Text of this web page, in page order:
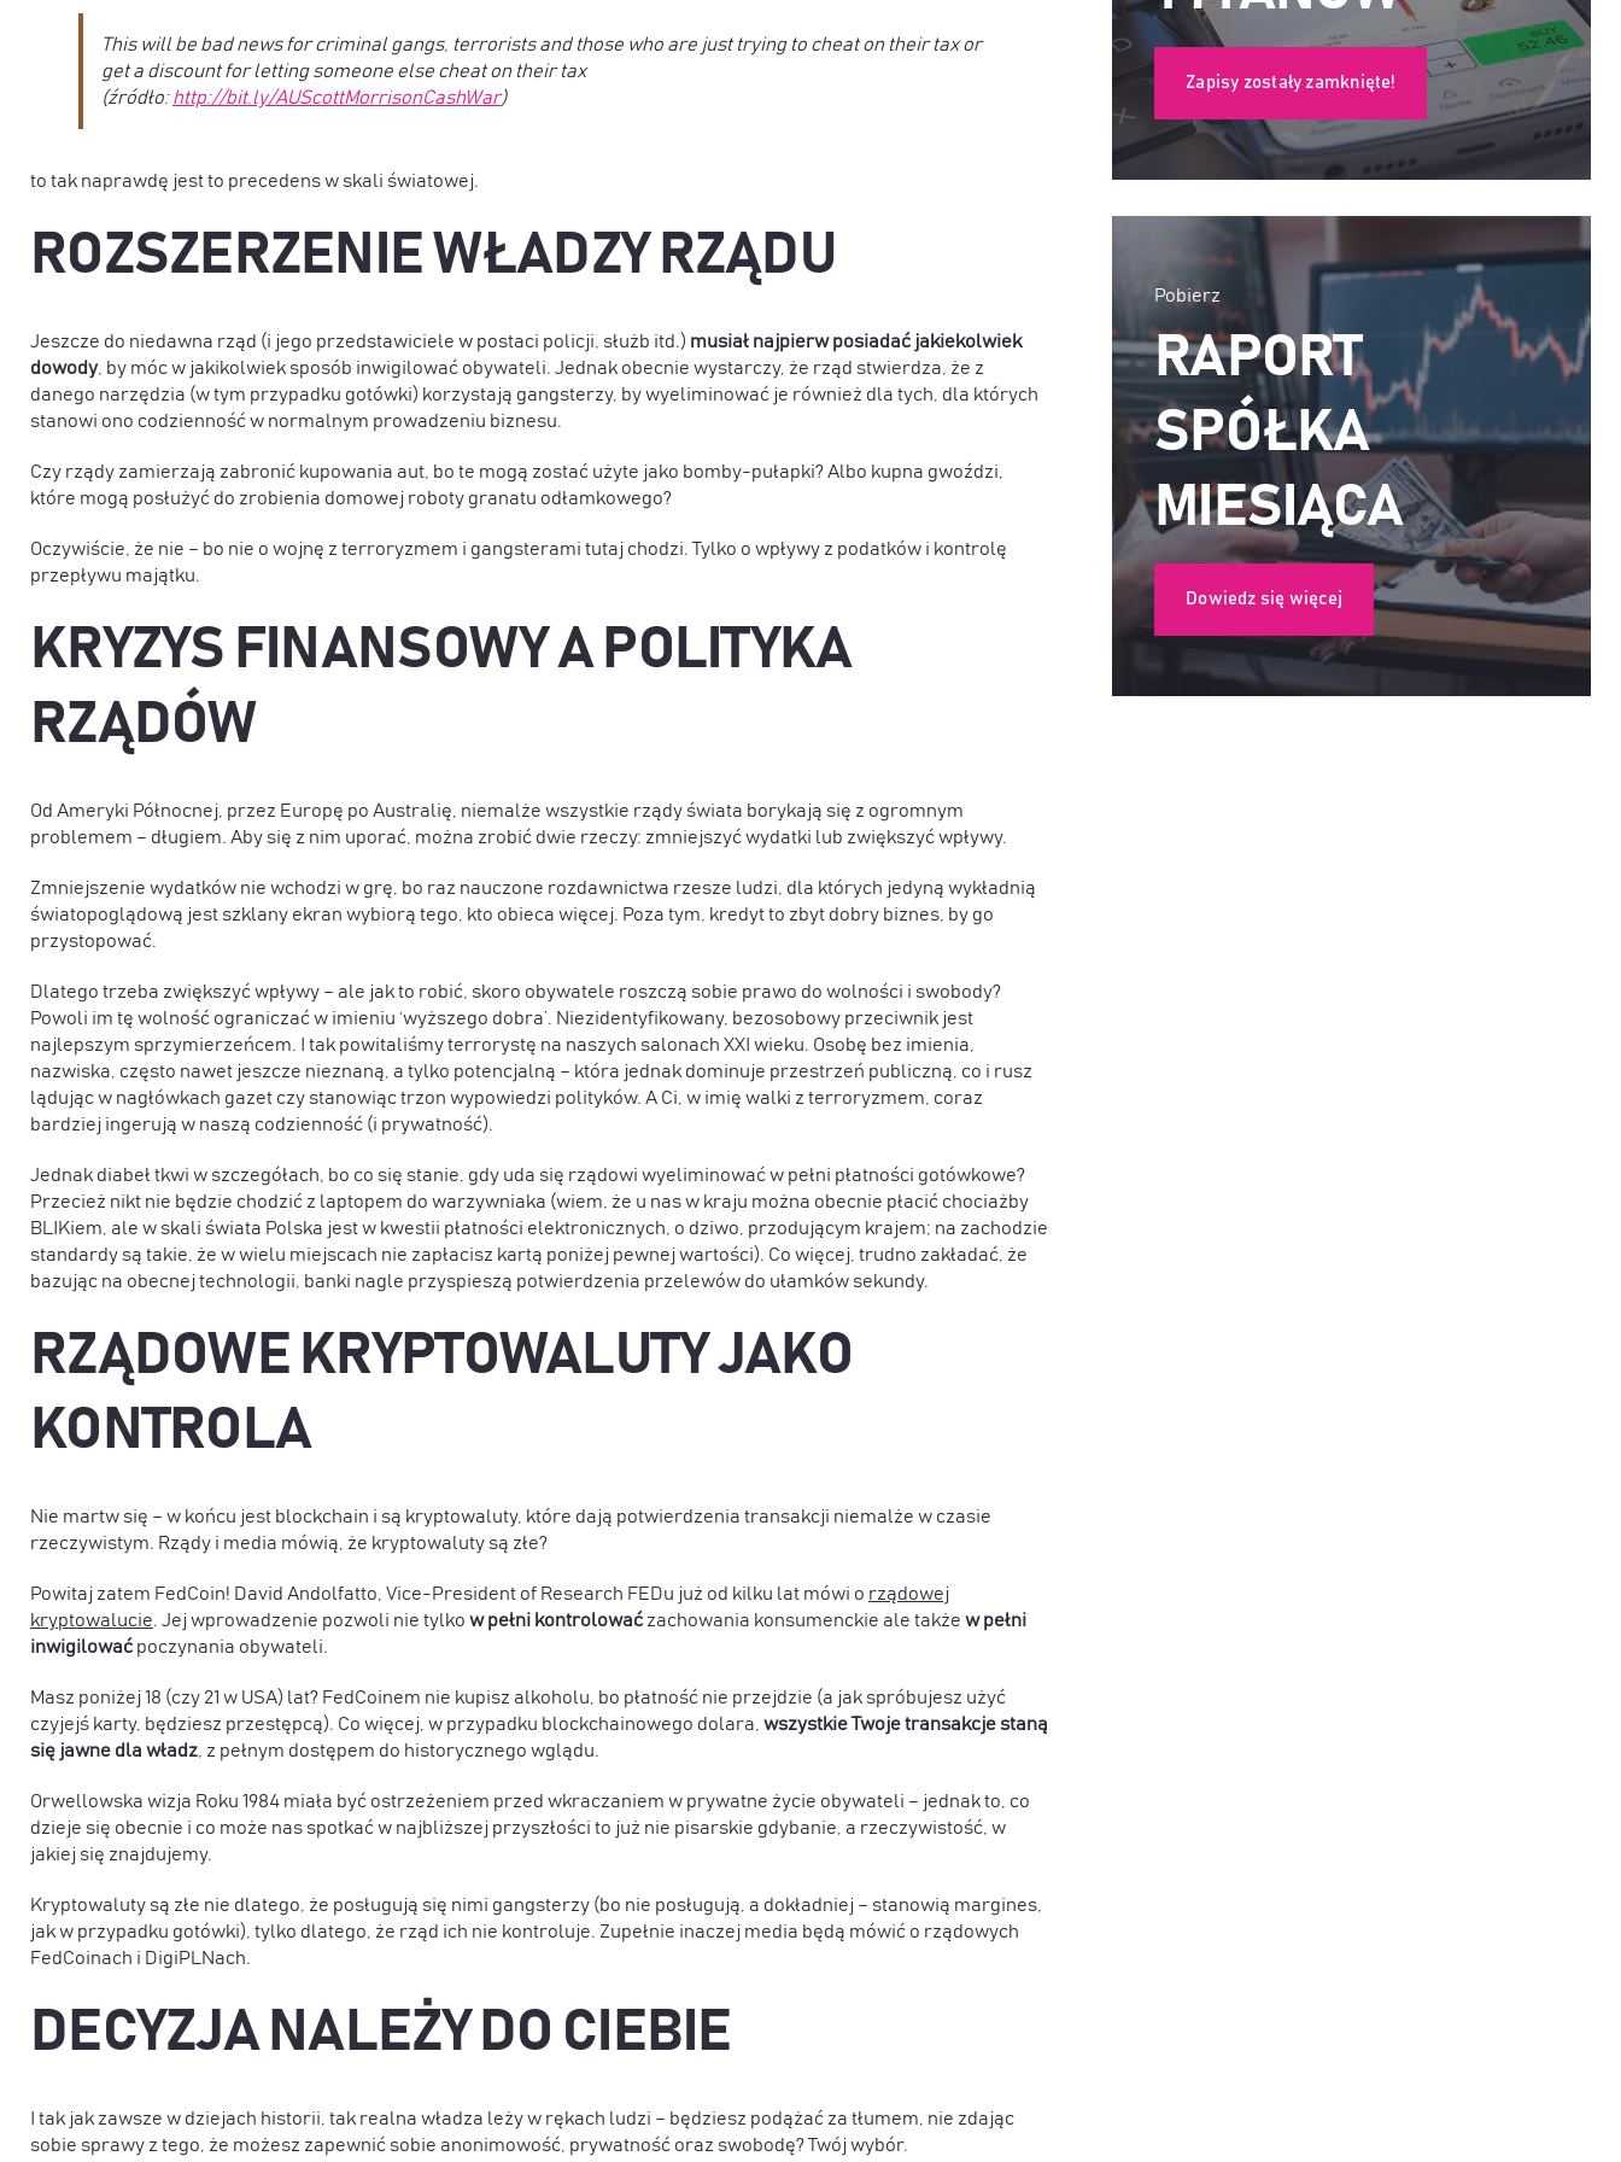
This will be bad news for criminal gangs, terrorists and those who are just trying to cheat on their tax or
get a discount for letting someone else cheat on their tax
(źródło:http://bit.ly/AUScottMorrisonCashWar)
to tak naprawdę jest to precedens w skali światowej.
ROZSZERZENIE WŁADZY RZĄDU
Jeszcze do niedawna rząd (i jego przedstawiciele w postaci policji, służb itd.) musiał najpierw posiadać jakiekolwiek
dowody, by móc w jakikolwiek sposób inwigilować obywateli. Jednak obecnie wystarczy, że rząd stwierdza, że z
danego narzędzia (w tym przypadku gotówki) korzystają gangsterzy, by wyeliminować je również dla tych, dla których
stanowi ono codzienność w normalnym prowadzeniu biznesu.
Czy rządy zamierzają zabronić kupowania aut, bo te mogą zostać użyte jako bomby-pułapki? Albo kupna gwoździ,
które mogą posłużyć do zrobienia domowej roboty granatu odłamkowego?
Oczywiście, że nie – bo nie o wojnę z terroryzmem i gangsterami tutaj chodzi. Tylko o wpływy z podatków i kontrolę
przepływu majątku.
KRYZYS FINANSOWY A POLITYKA
RZĄDÓW
Od Ameryki Północnej, przez Europę po Australię, niemalże wszystkie rządy świata borykają się z ogromnym
problemem – długiem. Aby się z nim uporać, można zrobić dwie rzeczy: zmniejszyć wydatki lub zwiększyć wpływy.
Zmniejszenie wydatków nie wchodzi w grę, bo raz nauczone rozdawnictwa rzesze ludzi, dla których jedyną wykładnią
światopoglądową jest szklany ekran wybiorą tego, kto obieca więcej. Poza tym, kredyt to zbyt dobry biznes, by go
przystopować.
Dlatego trzeba zwiększyć wpływy – ale jak to robić, skoro obywatele roszczą sobie prawo do wolności i swobody?
Powoli im tę wolność ograniczać w imieniu ‘wyższego dobra’. Niezidentyfikowany, bezosobowy przeciwnik jest
najlepszym sprzymierzeńcem. I tak powitaliśmy terrorystę na naszych salonach XXI wieku. Osobę bez imienia,
nazwiska, często nawet jeszcze nieznaną, a tylko potencjalną – która jednak dominuje przestrzeń publiczną, co i rusz
lądując w nagłówkach gazet czy stanowiąc trzon wypowiedzi polityków. A Ci, w imię walki z terroryzmem, coraz
bardziej ingerują w naszą codzienność (i prywatność).
Jednak diabeł tkwi w szczegółach, bo co się stanie, gdy uda się rządowi wyeliminować w pełni płatności gotówkowe?
Przecież nikt nie będzie chodzić z laptopem do warzywniaka (wiem, że u nas w kraju można obecnie płacić chociażby
BLIKiem, ale w skali świata Polska jest w kwestii płatności elektronicznych, o dziwo, przodującym krajem; na zachodzie
standardy są takie, że w wielu miejscach nie zapłacisz kartą poniżej pewnej wartości). Co więcej, trudno zakładać, że
bazując na obecnej technologii, banki nagle przyspieszą potwierdzenia przelewów do ułamków sekundy.
RZĄDOWE KRYPTOWALUTY JAKO
KONTROLA
Nie martw się – w końcu jest blockchain i są kryptowaluty, które dają potwierdzenia transakcji niemalże w czasie
rzeczywistym. Rządy i media mówią, że kryptowaluty są złe?
Powitaj zatem FedCoin! David Andolfatto, Vice-President of Research FEDu już od kilku lat mówi o rządowej
kryptowalucie. Jej wprowadzenie pozwoli nie tylko w pełni kontrolowaćzachowania konsumenckie ale także w pełni
inwigilowaćpoczynania obywateli.
Masz poniżej 18 (czy 21 w USA) lat? FedCoinem nie kupisz alkoholu, bo płatność nie przejdzie (a jak spróbujesz użyć
czyjejś karty, będziesz przestępcą). Co więcej, w przypadku blockchainowego dolara, wszystkie Twoje transakcje staną
się jawne dla władz, z pełnym dostępem do historycznego wglądu.
Orwellowska wizja Roku 1984 miała być ostrzeżeniem przed wkraczaniem w prywatne życie obywateli – jednak to, co
dzieje się obecnie i co może nas spotkać w najbliższej przyszłości to już nie pisarskie gdybanie, a rzeczywistość, w
jakiej się znajdujemy.
Kryptowaluty są złe nie dlatego, że posługują się nimi gangsterzy (bo nie posługują, a dokładniej – stanowią margines,
jak w przypadku gotówki), tylko dlatego, że rząd ich nie kontroluje. Zupełnie inaczej media będą mówić o rządowych
FedCoinach i DigiPLNach.
DECYZJA NALEŻY DO CIEBIE
I tak jak zawsze w dziejach historii, tak realna władza leży w rękach ludzi – będziesz podążać za tłumem, nie zdając
sobie sprawy z tego, że możesz zapewnić sobie anonimowość, prywatność oraz swobodę? Twój wybór.
Zapisy zostały zamknięte!
Pobierz
RAPORT
SPÓŁKA
MIESIĄCA
Dowiedz się więcej